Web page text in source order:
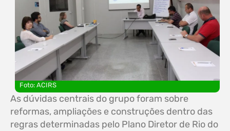
Foto: ACIRS
As dúvidas centrais do grupo foram sobre
reformas, ampliações e construções dentro das
regras determinadas pelo Plano Diretor de Rio do